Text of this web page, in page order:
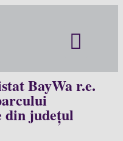
BayWa r.e.
din județul